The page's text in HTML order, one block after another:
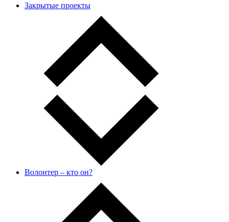
Закрытые проекты
Волонтер – кто он?